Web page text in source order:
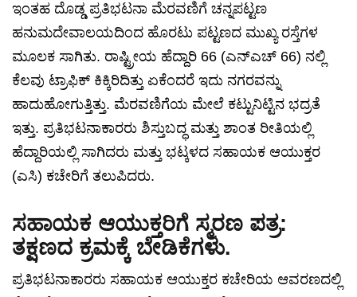
ಇಂತಹ ದೊಡ್ಡ ಪ್ರತಿಭಟನಾ ಮೆರವಣಿಗೆ ಚನ್ನಪಟ್ಟಣ
ಹನುಮದೇವಾಲಯದಿಂದ ಹೊರಟು ಪಟ್ಟಣದ ಮುಖ್ಯ ರಸ್ತೆಗಳ
ಮೂಲಕ ಸಾಗಿತು. ರಾಷ್ಟ್ರೀಯ ಹೆದ್ದಾರಿ 66 (ಎನ್‌ಎಚ್ 66) ನಲ್ಲಿ
ಕೆಲವು ಟ್ರಾಫಿಕ್ ಕಿಕ್ಕಿರಿದಿತ್ತು ಏಕೆಂದರೆ ಇದು ನಗರವನ್ನು
ಹಾದುಹೋಗುತ್ತಿತ್ತು. ಮೆರವಣಿಗೆಯ ಮೇಲೆ ಕಟ್ಟುನಿಟ್ಟಿನ ಭದ್ರತೆ
ಇತ್ತು. ಪ್ರತಿಭಟನಾಕಾರರು ಶಿಸ್ತುಬದ್ಧ ಮತ್ತು ಶಾಂತ ರೀತಿಯಲ್ಲಿ
ಹೆದ್ದಾರಿಯಲ್ಲಿ ಸಾಗಿದರು ಮತ್ತು ಭಟ್ಕಳದ ಸಹಾಯಕ ಆಯುಕ್ತರ
(ಎಸಿ) ಕಚೇರಿಗೆ ತಲುಪಿದರು.
ಸಹಾಯಕ ಆಯುಕ್ತರಿಗೆ ಸ್ಮರಣ ಪತ್ರ:
ತಕ್ಷಣದ ಕ್ರಮಕ್ಕೆ ಬೇಡಿಕೆಗಳು.
ಪ್ರತಿಭಟನಾಕಾರರು ಸಹಾಯಕ ಆಯುಕ್ತರ ಕಚೇರಿಯ ಆವರಣದಲ್ಲಿ